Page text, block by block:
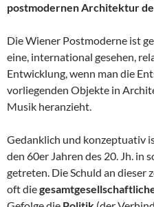
postmodernen Architektur
Die Wiener Postmoderne ist
eine, international gesehen,
Entwicklung, wenn man die
vorliegenden Objekte in
Musik heranzieht.
Gedanklich und konzeptuativ
den 60er Jahren des 20. Jh. in
getreten. Die Schuld an dieser
oft die